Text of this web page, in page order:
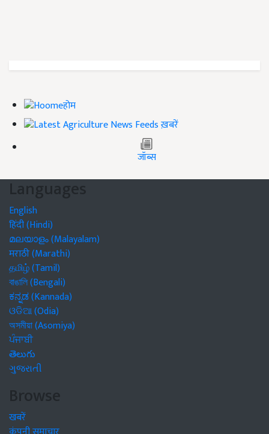
होम
ख़बरें
जॉब्स
Languages
English
हिंदी (Hindi)
മലയാളം (Malayalam)
मराठी (Marathi)
தமிழ் (Tamil)
বাঙালি (Bengali)
ಕನ್ನಡ (Kannada)
ଓଡିଆ (Odia)
অসমীয়া (Asomiya)
ਪੰਜਾਬੀ
తెలుగు
ગુજરાતી
Browse
खबरें